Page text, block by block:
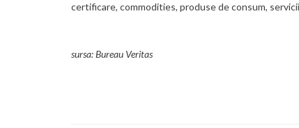
certificare, commodities, produse de consum,
sursa: Bureau Veritas